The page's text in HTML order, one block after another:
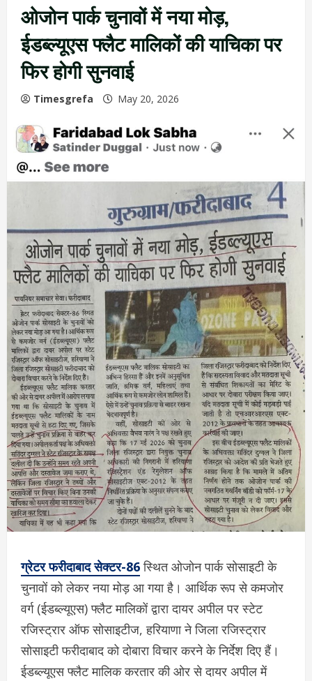
ओजोन पार्क चुनावों में नया मोड़,
ईडब्ल्यूएस फ्लैट मालिकों की याचिका पर
फिर होगी सुनवाई
Timesgrefa May 20, 2026
ग्रेटर फरीदाबाद सेक्टर-86स्थित ओजोन पार्क सोसाइटी के
चुनावों को लेकर नया मोड़ आ गया है। आर्थिक रूप से कमजोर
वर्ग (ईडब्ल्यूएस) फ्लैट मालिकों द्वारा दायर अपील पर स्टेट
रजिस्ट्रार ऑफ सोसाइटीज, हरियाणा ने जिला रजिस्ट्रार
सोसाइटी फरीदाबाद को दोबारा विचार करने के निर्देश दिए हैं।
ईडब्ल्यूएस फ्लैट मालिक करतार की ओर से दायर अपील में